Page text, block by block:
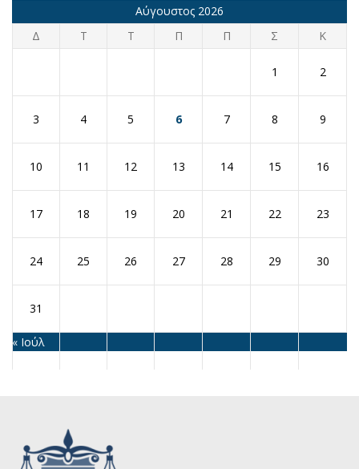
Αύγουστος 2026
Δ
Τ Τ Π Π Σ Κ
1 2
3 4 5 6 7 8 9
10 11 12 13 14 15 16
17 18 19 20 21 22 23
24 25 26 27 28 29 30
31
« Ιούλ